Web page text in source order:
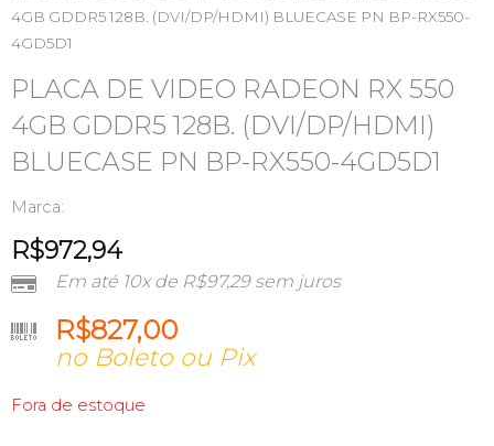
4GB GDDR5 128B. (DVI/DP/HDMI) BLUECASE PN BP-RX550-
4GD5D1
PLACA DE VIDEO RADEON RX 550
4GB GDDR5 128B. (DVI/DP/HDMI)
BLUECASE PN BP-RX550-4GD5D1
Marca:
R$972,94
Em até 10x de R$97,29sem juros
R$827,00
no Boleto ou Pix
Fora de estoque